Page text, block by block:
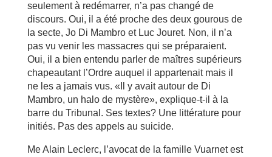
seulement à redémarrer, n’a pas changé de
discours. Oui, il a été proche des deux gourous de
la secte, Jo Di Mambro et Luc Jouret. Non, il n’a
pas vu venir les massacres qui se préparaient.
Oui, il a bien entendu parler de maîtres supérieurs
chapeautant l’Ordre auquel il appartenait mais il
ne les a jamais vus. «Il y avait autour de Di
Mambro, un halo de mystère», explique-t-il à la
barre du Tribunal. Ses textes? Une littérature pour
initiés. Pas des appels au suicide.
Me Alain Leclerc, l’avocat de la famille Vuarnet est